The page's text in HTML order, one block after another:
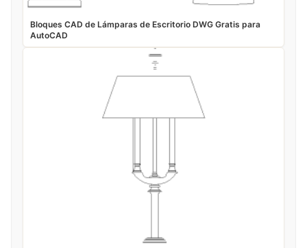
Bloques CAD de Lámparas de Escritorio DWG Gratis para
AutoCAD